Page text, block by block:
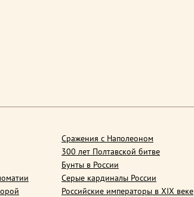
Сражения с Наполеоном
300 лет Полтавской битве
Бунты в России
Серые кардиналы России
Российские императоры в XIX веке